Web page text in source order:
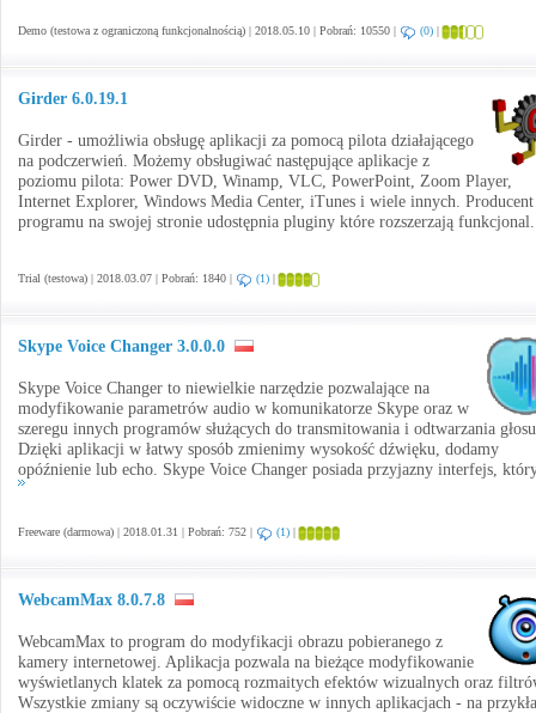
Demo (testowa z ograniczoną funkcjonalnością) | 2018.05.10 | Pobrań: 10550 | (0) |
Girder 6.0.19.1
Girder - umożliwia obsługę aplikacji za pomocą pilota działającego
na podczerwień. Możemy obsługiwać następujące aplikacje z
poziomu pilota: Power DVD, Winamp, VLC, PowerPoint, Zoom Player,
Internet Explorer, Windows Media Center, iTunes i wiele innych. Producent
programu na swojej stronie udostępnia pluginy które rozszerzają
Trial (testowa) | 2018.03.07 | Pobrań: 1840 | (1) |
Skype Voice Changer 3.0.0.0
Skype Voice Changer to niewielkie narzędzie pozwalające na
modyfikowanie parametrów audio w komunikatorze Skype oraz w
szeregu innych programów służących do transmitowania i odtwarzania
Dzięki aplikacji w łatwy sposób zmienimy wysokość dźwięku, dodamy
opóźnienie lub echo. Skype Voice Changer posiada przyjazny interfejs,
Freeware (darmowa) | 2018.01.31 | Pobrań: 752 | (1) |
WebcamMax 8.0.7.8
WebcamMax to program do modyfikacji obrazu pobieranego z
kamery internetowej. Aplikacja pozwala na bieżące modyfikowanie
wyświetlanych klatek za pomocą rozmaitych efektów wizualnych oraz
Wszystkie zmiany są oczywiście widoczne w innych aplikacjach - na